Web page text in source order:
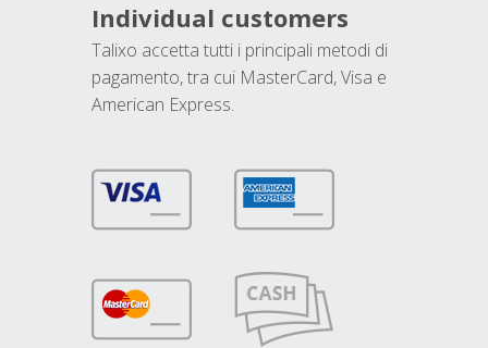
Individual customers
Talixo accetta tutti i principali metodi di
pagamento, tra cui MasterCard, Visa e
American Express.